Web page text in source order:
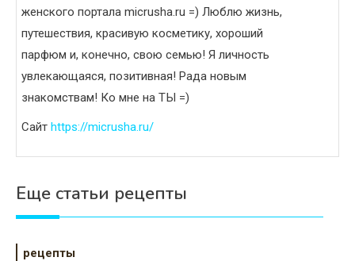
женского портала micrusha.ru =) Люблю жизнь,
путешествия, красивую косметику, хороший
парфюм и, конечно, свою семью! Я личность
увлекающаяся, позитивная! Рада новым
знакомствам! Ко мне на ТЫ =)
Сайт https://micrusha.ru/
Еще статьи рецепты
рецепты